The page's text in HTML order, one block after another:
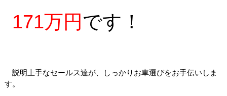
171万円 です！
説明上手なセールス達が、しっかりお車選びをお手伝いしま
す。